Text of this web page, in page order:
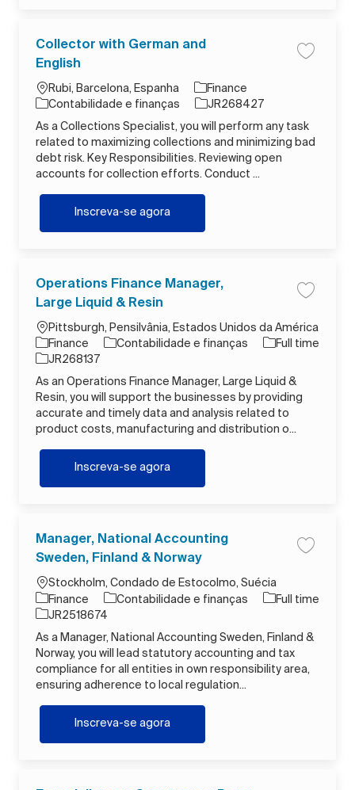
Collector with German and
English
Localização
Rubi, Barcelona, Espanha
Finance
Categoria
Contabilidade e finanças ID do trabalho
JR268427
As a Collections Specialist, you will perform any task
related to maximizing collections and minimizing bad
debt risk. Key Responsibilities. Reviewing open
accounts for collection efforts. Conduct ...
Salvar
Inscreva-se agora
Operations Finance Manager,
Large Liquid & Resin
Localização
Pittsburgh, Pensilvânia, Estados Unidos da América
Finance
Categoria
Contabilidade e finanças Tipo de Trabalho
Full time
ID do trabalho
JR268137
As an Operations Finance Manager, Large Liquid &
Resin, you will support the businesses by providing
accurate and timely data and analysis related to
product costs, manufacturing and distribution o...
Salvar
Inscreva-se agoraOperations Finance Manager,
Manager, National Accounting
Sweden, Finland & Norway
Localização
Stockholm, Condado de Estocolmo, Suécia
Finance
Categoria
Contabilidade e finanças Tipo de Trabalho
Full time
ID do trabalho
JR2518674
As a Manager, National Accounting Sweden, Finland &
Norway, you will lead statutory accounting and tax
compliance for all entities in own responsibility area,
ensuring adherence to local regulation...
Salvar
Inscreva-se agora